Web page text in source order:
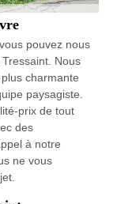
pouvez nous
Nous
charmante
paysagiste.
prix de tout
des
à notre
ne vous